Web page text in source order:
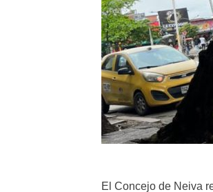
El Concejo de Neiva